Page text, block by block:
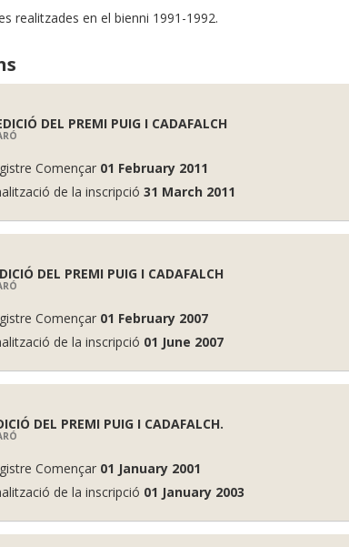
realitzades en el bienni 1991-1992.
DEL PREMI PUIG I CADAFALCH
Començar 01 February 2011
de la inscripció 31 March 2011
DEL PREMI PUIG I CADAFALCH
Començar 01 February 2007
de la inscripció 01 June 2007
DEL PREMI PUIG I CADAFALCH.
Començar 01 January 2001
de la inscripció 01 January 2003